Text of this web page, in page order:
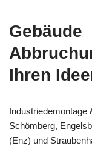
Gebäude
Ihren
Industriedemontage
Schömberg,
(Enz) und